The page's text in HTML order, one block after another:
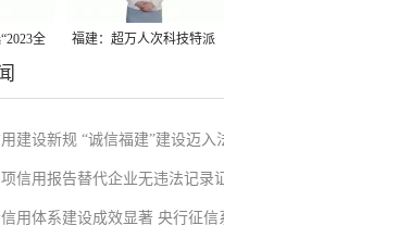
全
县”
福建：超万人次科技特派
建设新规 “诚信福建”建设迈入法
信用报告替代企业无违法记录证
著
用体系建设成效显著 央行征信系